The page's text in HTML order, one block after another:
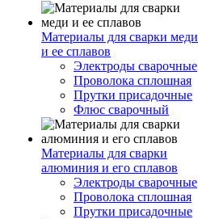
Материалы для сварки меди
и ее сплавов
Электроды сварочные
Проволока сплошная
Прутки присадочные
Флюс сварочный
Материалы для сварки
алюминия и его сплавов
Электроды сварочные
Проволока сплошная
Прутки присадочные